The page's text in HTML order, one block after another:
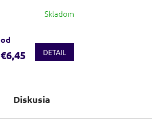
Skladom
od
€6,45 DETAIL
Diskusia